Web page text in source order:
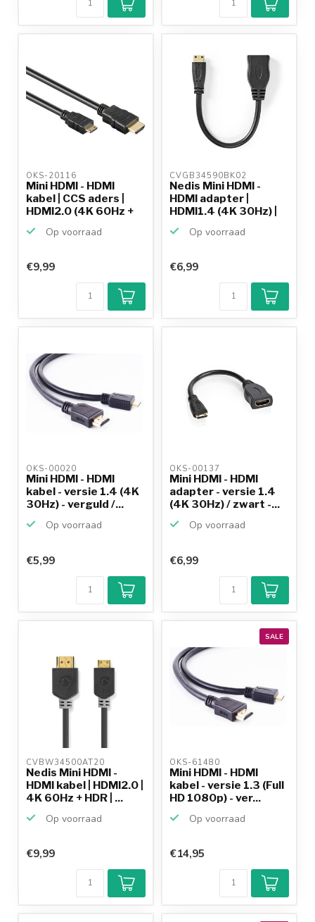
OKS-20116
Mini HDMI - HDMI
kabel | CCS aders |
HDMI2.0 (4K 60Hz +
Op voorraad
€9,99
CVGB34590BK02
Nedis Mini HDMI -
HDMI adapter |
HDMI1.4 (4K 30Hz) |
Op voorraad
€6,99
OKS-00020
Mini HDMI - HDMI
kabel - versie 1.4 (4K
30Hz) - verguld /...
Op voorraad
€5,99
OKS-00137
Mini HDMI - HDMI
adapter - versie 1.4
(4K 30Hz) / zwart -...
Op voorraad
€6,99
CVBW34500AT20
Nedis Mini HDMI -
HDMI kabel | HDMI2.0 |
4K 60Hz + HDR | ...
Op voorraad
€9,99
SALE
OKS-61480
Mini HDMI - HDMI
kabel - versie 1.3 (Full
HD 1080p) - ver...
Op voorraad
€14,95